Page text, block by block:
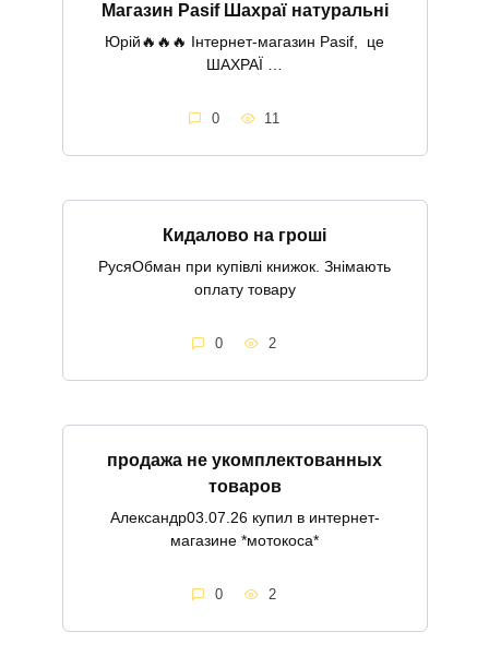
Магазин Pasif Шахраї натуральні
Юрій🔥🔥🔥 Інтернет-магазин Pasif, це
ШАХРАЇ …
0 11
Кидалово на гроші
РусяОбман при купівлі книжок. Знімають
оплату товару
0 2
продажа не укомплектованных
товаров
Александр03.07.26 купил в интернет-
магазине *мотокоса*
0 2